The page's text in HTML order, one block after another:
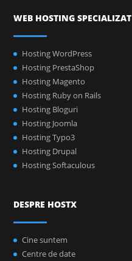
WEB HOSTING SPECIALIZAT
Hosting WordPress
Hosting PrestaShop
Hosting Magento
Hosting Ruby on Rails
Hosting Bloguri
Hosting Joomla
Hosting Typo3
Hosting Drupal
Hosting Softaculous
DESPRE HOSTX
Cine suntem
Centre de date